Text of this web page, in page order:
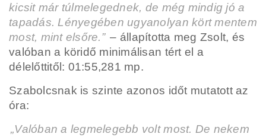
kicsit már túlmelegednek, de még mindig jó a
tapadás. Lényegében ugyanolyan kört mentem
most, mint elsőre.” – állapította meg Zsolt, és
valóban a köridő minimálisan tért el a
délelőttitől: 01:55,281 mp.
Szabolcsnak is szinte azonos időt mutatott az
óra:
„Valóban a legmelegebb volt most. De nekem